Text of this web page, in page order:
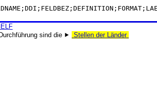
sind die ⯈
Stellen der Länder